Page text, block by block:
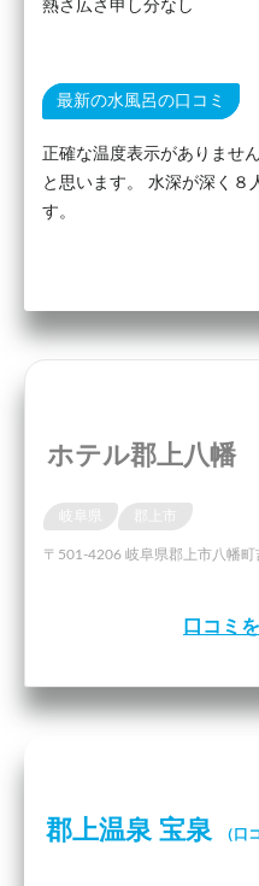
熱さ広さ申し分なし
最新の水風呂の口コミ
正確な温度表示がありませ
と思います。 水深が深く８
す。
ホテル郡上八幡
岐阜県
〒501-4206 岐阜県郡上市八幡
口コミ
郡上温泉 宝泉 （口